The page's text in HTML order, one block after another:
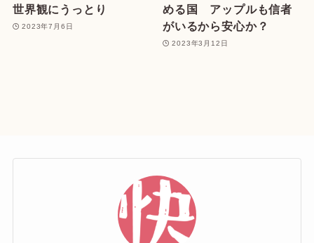
世界観にうっとり
2023年7月6日
める国 アップルも信者
がいるから安心か？
2023年3月12日